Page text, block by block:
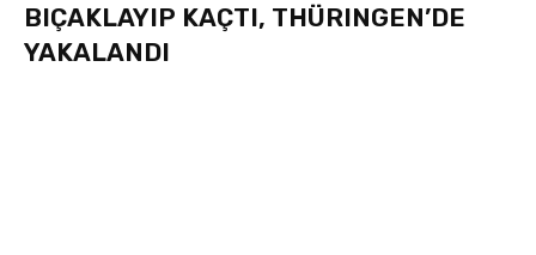
BIÇAKLAYIP KAÇTI, THÜRINGEN’DE
YAKALANDI